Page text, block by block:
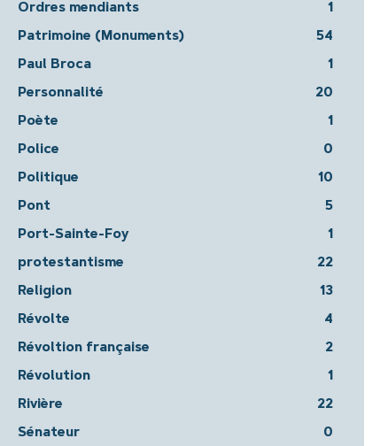
Ordres mendiants 1
Patrimoine (Monuments) 54
Paul Broca 1
Personnalité 20
Poète 1
Police 0
Politique 10
Pont 5
Port-Sainte-Foy 1
protestantisme 22
Religion 13
Révolte 4
Révoltion française 2
Révolution 1
Rivière 22
Sénateur 0